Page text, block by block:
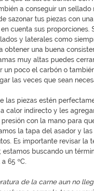
a conseguir un sellado
sazonar tus piezas con
cuenta sus proporciones.
y laterales como
obtener una buena
muy altas puedes
un poco el carbón o
las veces que sean
las piezas estén
calor indirecto y les
con la mano para
la tapa del asador y
Es importante revisar la
estamos buscando un
65 ºC.
de la carne aun no